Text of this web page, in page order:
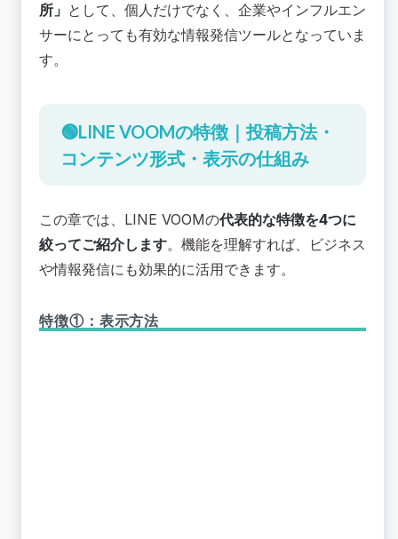
所」 として、個人だけでなく、企業やインフルエン
サーにとっても有効な情報発信ツールとなっていま
す。
🟢LINE VOOMの特徴｜投稿方法・
コンテンツ形式・表示の仕組み
この章では、LINE VOOMの代表的な特徴を4つに
絞ってご紹介します。機能を理解すれば、ビジネス
や情報発信にも効果的に活用できます。
特徴①：表示方法